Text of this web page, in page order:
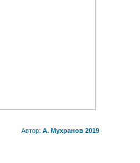
Автор: А. Мухранов 2019